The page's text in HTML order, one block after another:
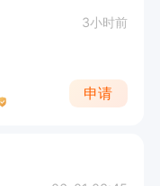
3小时前
申请